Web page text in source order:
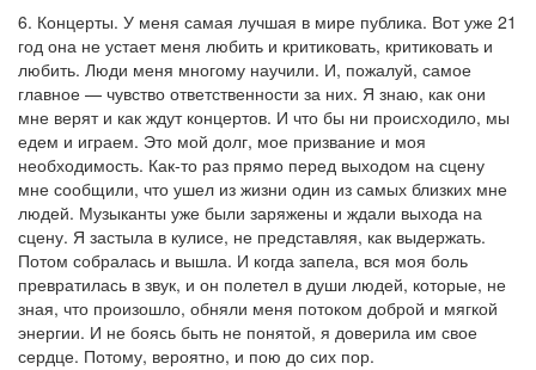
6. Концерты. У меня самая лучшая в мире публика. Вот уже 21
год она не устает меня любить и критиковать, критиковать и
любить. Люди меня многому научили. И, пожалуй, самое
главное — чувство ответственности за них. Я знаю, как они
мне верят и как ждут концертов. И что бы ни происходило, мы
едем и играем. Это мой долг, мое призвание и моя
необходимость. Как-то раз прямо перед выходом на сцену
мне сообщили, что ушел из жизни один из самых близких мне
людей. Музыканты уже были заряжены и ждали выхода на
сцену. Я застыла в кулисе, не представляя, как выдержать.
Потом собралась и вышла. И когда запела, вся моя боль
превратилась в звук, и он полетел в души людей, которые, не
зная, что произошло, обняли меня потоком доброй и мягкой
энергии. И не боясь быть не понятой, я доверила им свое
сердце. Потому, вероятно, и пою до сих пор.